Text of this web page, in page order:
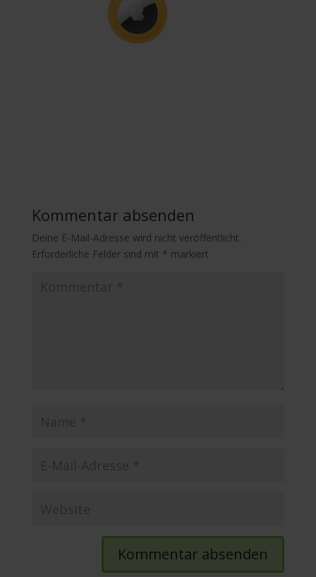
Kommentar absenden
Deine E-Mail-Adresse wird nicht veröffentlicht.
Erforderliche Felder sind mit * markiert